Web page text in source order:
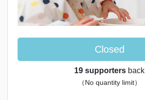
Closed
19 supporters back
（No quantity limit）